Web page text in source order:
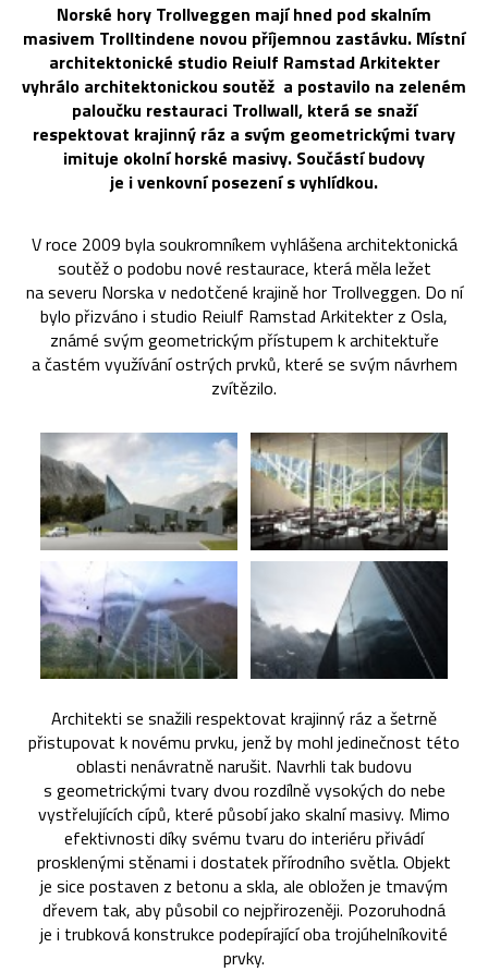
Norské hory Trollveggen mají hned pod skalním
masivem Trolltindene novou příjemnou zastávku. Místní
architektonické studio Reiulf Ramstad Arkitekter
vyhrálo architektonickou soutěž a postavilo na zeleném
paloučku restauraci Trollwall, která se snaží
respektovat krajinný ráz a svým geometrickými tvary
imituje okolní horské masivy. Součástí budovy
je i venkovní posezení s vyhlídkou.
V roce 2009 byla soukromníkem vyhlášena architektonická
soutěž o podobu nové restaurace, která měla ležet
na severu Norska v nedotčené krajině hor Trollveggen. Do ní
bylo přizváno i studio Reiulf Ramstad Arkitekter z Osla,
známé svým geometrickým přístupem k architektuře
a častém využívání ostrých prvků, které se svým návrhem
zvítězilo.
Architekti se snažili respektovat krajinný ráz a šetrně
přistupovat k novému prvku, jenž by mohl jedinečnost této
oblasti nenávratně narušit. Navrhli tak budovu
s geometrickými tvary dvou rozdílně vysokých do nebe
vystřelujících cípů, které působí jako skalní masivy. Mimo
efektivnosti díky svému tvaru do interiéru přivádí
prosklenými stěnami i dostatek přírodního světla. Objekt
je sice postaven z betonu a skla, ale obložen je tmavým
dřevem tak, aby působil co nejpřirozeněji. Pozoruhodná
je i trubková konstrukce podepírající oba trojúhelníkovité
prvky.